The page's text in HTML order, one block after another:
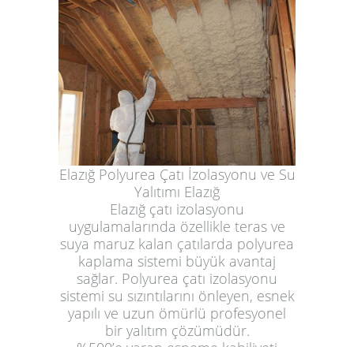
Elazığ Polyurea Çatı İzolasyonu ve Su
Yalıtımı Elazığ
Elazığ çatı izolasyonu
uygulamalarında özellikle teras ve
suya maruz kalan çatılarda polyurea
kaplama sistemi büyük avantaj
sağlar. Polyurea çatı izolasyonu
sistemi su sızıntılarını önleyen, esnek
yapılı ve uzun ömürlü profesyonel
bir yalıtım çözümüdür.